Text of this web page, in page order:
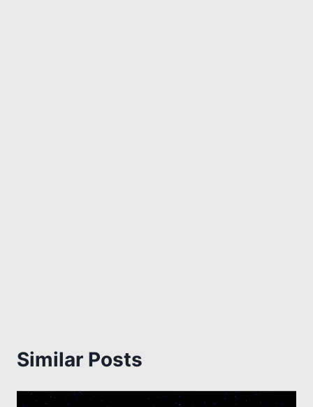
Similar Posts